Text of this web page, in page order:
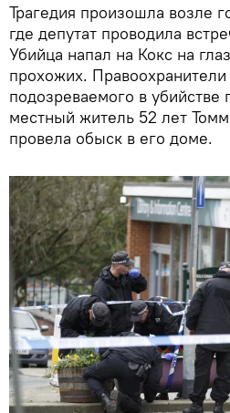
Трагедия произошла возле
где депутат проводила
Убийца напал на Кокс на
прохожих.
подозреваемого в убийстве
местный житель 52 лет
провела обыск в его доме.